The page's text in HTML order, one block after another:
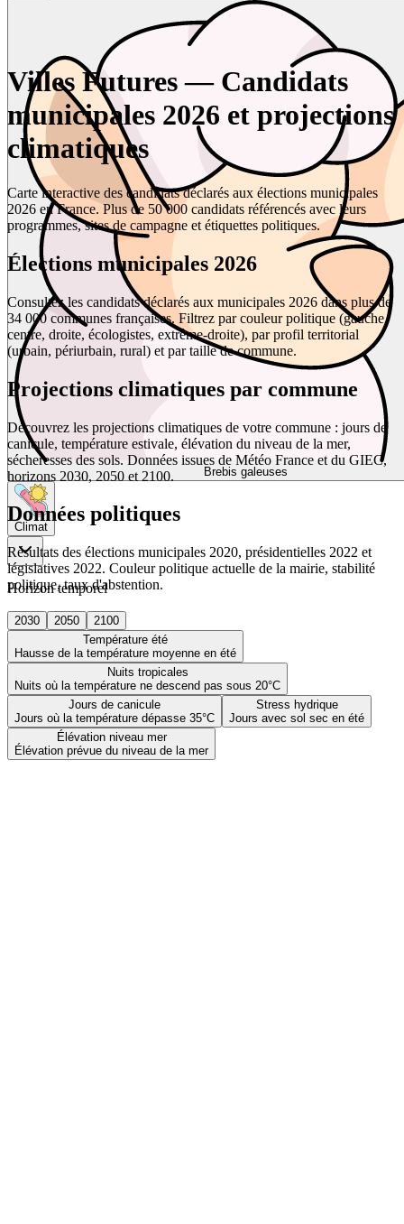
Brebis galeuses
Climat
Horizon temporel
2030 2050
2100
Température été
Hausse de la température moyenne en été
Nuits tropicales
Nuits où la température ne descend pas sous 20°C
Jours de canicule
Jours où la température dépasse 35°C
Stress hydrique
Jours avec sol sec en été
Élévation niveau mer
Élévation prévue du niveau de la mer
Villes Futures — Candidats
municipales 2026 et projections
climatiques
Carte interactive des candidats déclarés aux élections municipales
2026 en France. Plus de 50 000 candidats référencés avec leurs
programmes, sites de campagne et étiquettes politiques.
Élections municipales 2026
Consultez les candidats déclarés aux municipales 2026 dans plus de
34 000 communes françaises. Filtrez par couleur politique (gauche,
centre, droite, écologistes, extrême-droite), par profil territorial
(urbain, périurbain, rural) et par taille de commune.
Projections climatiques par commune
Découvrez les projections climatiques de votre commune : jours de
canicule, température estivale, élévation du niveau de la mer,
sécheresses des sols. Données issues de Météo France et du GIEC,
horizons 2030, 2050 et 2100.
Données politiques
Résultats des élections municipales 2020, présidentielles 2022 et
législatives 2022. Couleur politique actuelle de la mairie, stabilité
politique, taux d'abstention.